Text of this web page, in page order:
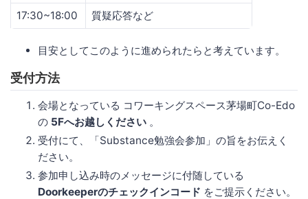
17:30~18:00
質疑応答など
目安としてこのように進められたらと考えています。
受付方法
会場となっている コワーキングスペース茅場町Co-Edo
の 5Fへお越しください 。
受付にて、「Substance勉強会参加」の旨をお伝えく
ださい。
参加申し込み時のメッセージに付随している
Doorkeeperのチェックインコード をご提示ください。